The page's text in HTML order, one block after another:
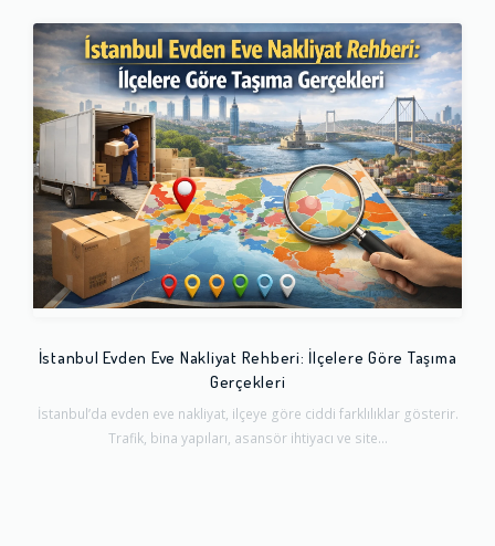
İstanbul Evden Eve Nakliyat Rehberi: İlçelere Göre Taşıma
Gerçekleri
İstanbul’da evden eve nakliyat, ilçeye göre ciddi farklılıklar gösterir.
Trafik, bina yapıları, asansör ihtiyacı ve site...